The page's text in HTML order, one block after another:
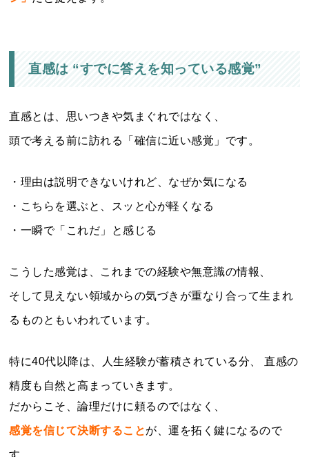
直感は “すでに答えを知っている感覚”
直感とは、思いつきや気まぐれではなく、
頭で考える前に訪れる「確信に近い感覚」です。
・理由は説明できないけれど、なぜか気になる
・こちらを選ぶと、スッと心が軽くなる
・一瞬で「これだ」と感じる
こうした感覚は、これまでの経験や無意識の情報、
そして見えない領域からの気づきが重なり合って生まれ
るものともいわれています。
特に40代以降は、人生経験が蓄積されている分、 直感の
精度も自然と高まっていきます。
だからこそ、論理だけに頼るのではなく、
感覚を信じて決断することが、運を拓く鍵になるので